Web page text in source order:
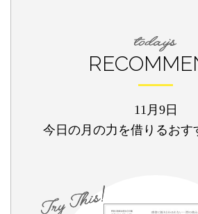
11月9日
今日の月の力を借りるおす